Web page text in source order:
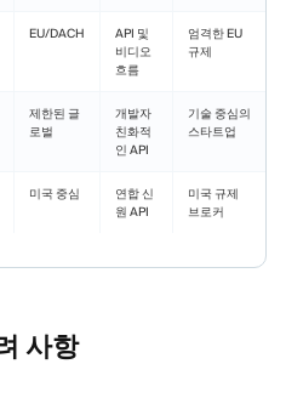
EU/DACH
API 및
비디오
흐름
엄격한 EU
규제
제한된 글
로벌
개발자
친화적
인 API
기술 중심의
스타트업
미국 중심
연합 신
원 API
미국 규제
브로커
사항